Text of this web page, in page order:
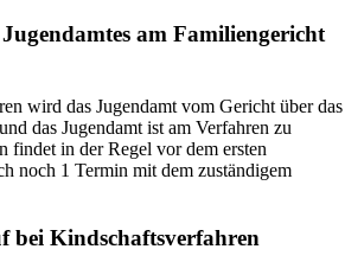
am Familiengericht
wird das Jugendamt vom Gericht über das
das Jugendamt ist am Verfahren zu
findet in der Regel vor dem ersten
noch 1 Termin mit dem zuständigem
bei Kindschaftsverfahren